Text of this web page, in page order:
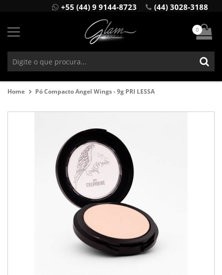
+55 (44) 9 9144-8723 (44) 3028-3188
0
Home Pó Compacto Angel Wings - 9g PRI LESSA